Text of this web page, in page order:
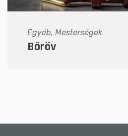
Egyéb, Mesterségek
Bőröv